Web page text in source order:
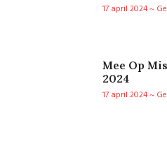
17 april 2024
Mee Op
2024
17 april 2024